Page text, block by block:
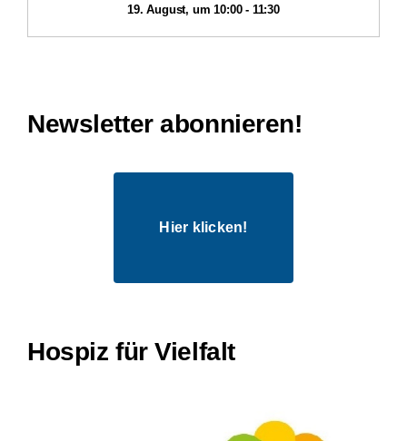
19. August, um 10:00- 11:30
Newsletter abonnieren!
Hier klicken!
Hospiz für Vielfalt